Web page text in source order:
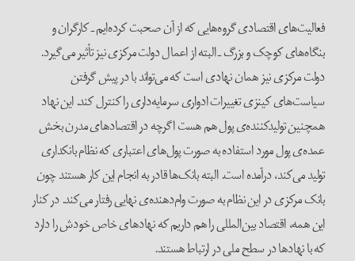
فعالیت‌های اقتصادی گروه‌هایی که از آن صحبت کرده‌ایم ـ کارگران و
بنگاه‌های کوچک و بزرگ ـ البته از اعمال دولت مرکزی نیز تأثیر می‌گیرد.
دولت مرکزی نیز همان نهادی است که می‌تواند با در پیش گرفتن
سیاست‌های کینزی تغییرات ادواری سرمایه‌داری را کنترل کند. این نهاد
همچنین تولیدکننده‌ی پول هم هست اگرچه در اقتصادهای مدرن بخش
عمده‌ی پول مورد استفاده به صورت پول‌های اعتباری که نظام بانکداری
تولید می‌کند، درآمده است. البته بانک‌ها قادر به انجام این کار هستند چون
بانک مرکزی در این نظام به صورت وام‌دهنده‌ی نهایی رفتار می‌کند. در کنار
این همه، اقتصاد بین‌المللی را هم داریم که نهادهای خاص خودش را دارد
که با نهادها در سطح ملی در ارتباط هستند.